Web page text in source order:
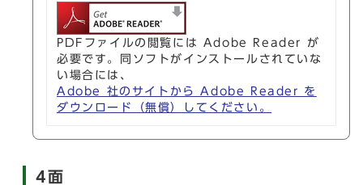
PDFファイルの閲覧には Adobe Reader が
必要です。同ソフトがインストールされていな
い場合には、
Adobe 社のサイトから Adobe Reader を
ダウンロード（無償）してください。
4面